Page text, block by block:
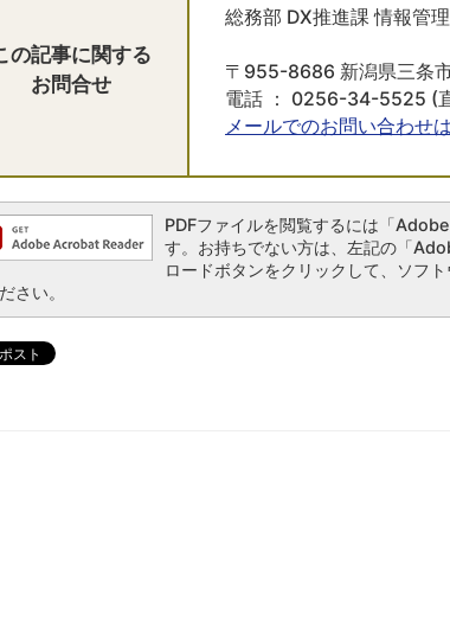
の記事に関する
お問合せ
総務部 DX推進課 情報管
〒955-8686 新潟県三条
電話 ： 0256-34-5525 (
メールでのお問い合わせ
PDFファイルを閲覧するには「
す。お持ちでない方は、左記の「
ロードボタンをクリックして、ソフ
さい。